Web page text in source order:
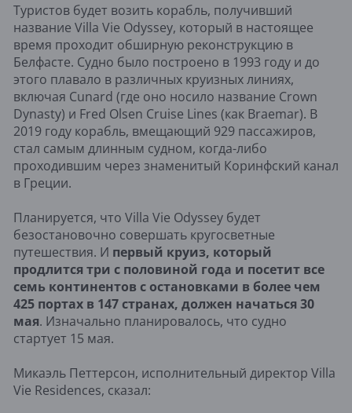
Туристов будет возить корабль, получивший
название Villa Vie Odyssey, который в настоящее
время проходит обширную реконструкцию в
Белфасте. Судно было построено в 1993 году и до
этого плавало в различных круизных линиях,
включая Cunard (где оно носило название Crown
Dynasty) и Fred Olsen Cruise Lines (как Braemar). В
2019 году корабль, вмещающий 929 пассажиров,
стал самым длинным судном, когда-либо
проходившим через знаменитый Коринфский канал
в Греции.
Планируется, что Villa Vie Odyssey будет
безостановочно совершать кругосветные
путешествия. И первый круиз, который
продлится три с половиной года и посетит все
семь континентов с остановками в более чем
425 портах в 147 странах, должен начаться 30
мая. Изначально планировалось, что судно
стартует 15 мая.
Микаэль Петтерсон, исполнительный директор Villa
Vie Residences, сказал: